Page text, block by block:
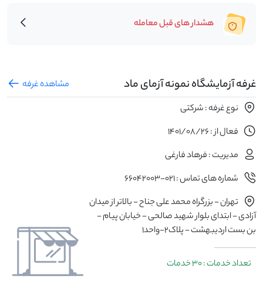
هشدار های قبل معامله
غرفه آزمایشگاه نمونه آزمای ماد
مشاهده غرفه
نوع غرفه : شرکتی
فعال از : 1401/08/26
مدیریت : فرهاد فارغی
شماره های تماس : 021-66042003
تهران - بزرگراه محمد علی جناح - بالاتر از میدان
آزادی - ابتدای بلوار شهید صالحی - خیابان پیام -
بن بست اردیبهشت - پلاک2-واحد1
تعداد خدمات : 30 خدمات